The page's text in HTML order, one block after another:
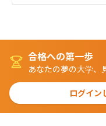
合格への第一歩
あなたの夢の大学、
ログイン